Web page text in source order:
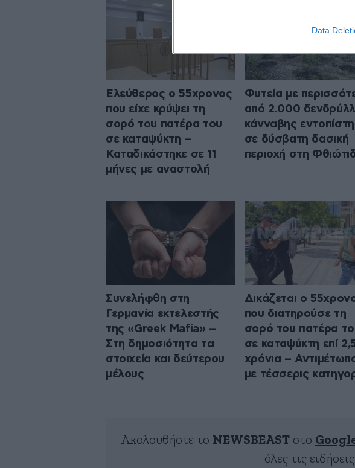
Data
Ελεύθερος ο 55χρονος
που είχε κρύψει τη
σορό του πατέρα του
σε καταψύκτη –
Καταδικάστηκε σε 11
μήνες με αναστολή
Φυτεία με
από 2.000
κάνναβης
σε δύσβατη δασική
περιοχή στη
Συνελήφθη στη
Γερμανία εκτελεστής
της «Greek Mafia» –
Στη δημοσιότητα τα
στοιχεία και δεύτερου
μέλους
Δικάζεται ο
που διατηρούσε τη
σορό του πατέρα
σε καταψύκτη επί
χρόνια –
με τέσσερις
Ακολουθήστε το NEWSBEASTστο
όλες τις ειδήσεις